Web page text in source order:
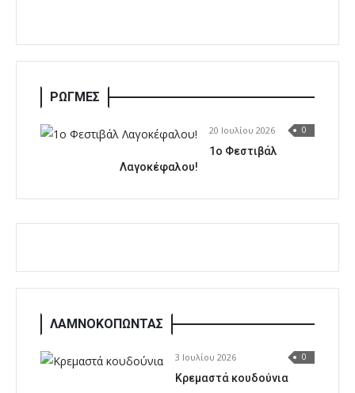
ΡΩΓΜΕΣ
20 Ιουλίου 2026 0
1o Φεστιβάλ
Λαγοκέφαλου!
ΛΑΜΝΟΚΟΠΩΝΤΑΣ
3 Ιουλίου 2026 0
Κρεμαστά κουδούνια